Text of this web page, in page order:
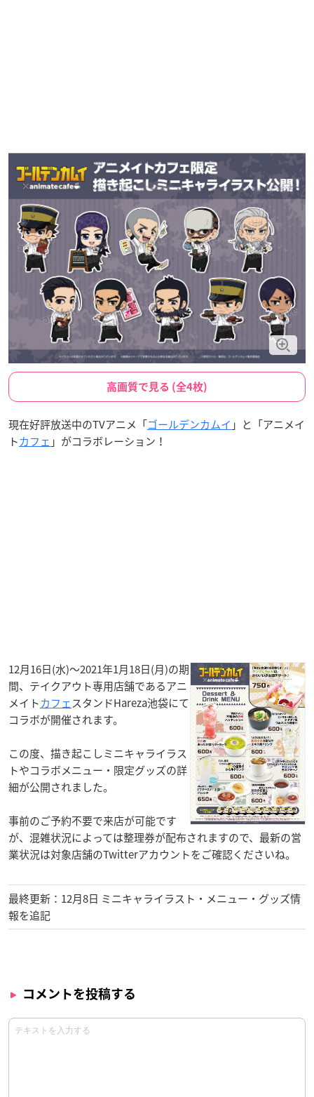
高画質で見る (全4枚)
現在好評放送中のTVアニメ「ゴールデンカムイ 」と「アニメイ
トカフェ 」がコラボレーション！
12月16日(水)～2021年1月18日(月)の期
間、テイクアウト専用店舗であるアニ
メイトカフェスタンドHareza池袋にて
コラボが開催されます。
この度、描き起こしミニキャライラス
トやコラボメニュー・限定グッズの詳
細が公開されました。
事前のご予約不要で来店が可能です
が、混雑状況によっては整理券が配布されますので、最新の営
業状況は対象店舗のTwitterアカウントをご確認くださいね。
最終更新：12月8日 ミニキャライラスト・メニュー・グッズ情
報を追記
コメントを投稿する